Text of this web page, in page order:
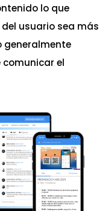
lo que
usuario sea más
generalmente
el